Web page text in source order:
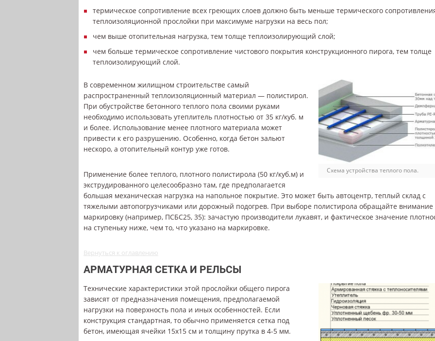
термическое сопротивление всех греющих слоев должно быть меньше термического
теплоизоляционной прослойки при максимуме нагрузки на весь пол;
чем выше отопительная нагрузка, тем толще теплоизолирующий слой;
чем больше термическое сопротивление чистового покрытия конструкционного пирога, тем толще
теплоизолирующий слой.
Схема устройства теплого пола.
В современном жилищном строительстве самый
распространенный теплоизоляционный материал — полистирол.
При обустройстве бетонного теплого пола своими руками
необходимо использовать утеплитель плотностью от 35 кг/куб. м
и более. Использование менее плотного материала может
привести к его разрушению. Особенно, когда бетон зальют
нескоро, а отопительный контур уже готов.
Применение более теплого, плотного полистирола (50 кг/куб.м) и
экструдированного целесообразно там, где предполагается
большая механическая нагрузка на напольное покрытие. Это может быть автоцентр, теплый склад с
тяжелыми автопогрузчиками или дорожный подогрев. При выборе полистирола обращайте внимание
маркировку (например, ПСБС25, 35): зачастую производители лукавят, и фактическое значение
на ступеньку ниже, чем то, что указано на маркировке.
Вернуться к оглавлению
АРМАТУРНАЯ СЕТКА И РЕЛЬСЫ
Технические характеристики этой прослойки общего пирога
зависят от предназначения помещения, предполагаемой
нагрузки на поверхность пола и иных особенностей. Если
конструкция стандартная, то обычно применяется сетка под
бетон, имеющая ячейки 15х15 см и толщину прутка в 4-5 мм.